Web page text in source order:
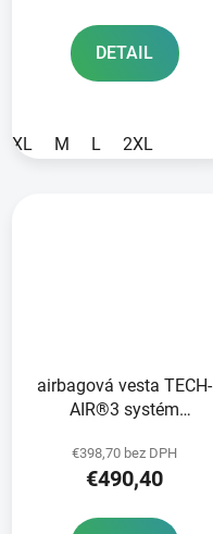
DETAIL
XL M L 2XL
airbagová vesta TECH-
AIR®3 systém
čierna/tmavosivá 2024
€398,70 bez DPH
€490,40